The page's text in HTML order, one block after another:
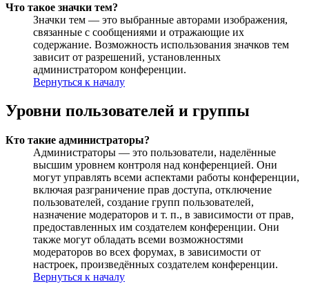
Что такое значки тем?
Значки тем — это выбранные авторами изображения,
связанные с сообщениями и отражающие их
содержание. Возможность использования значков тем
зависит от разрешений, установленных
администратором конференции.
Вернуться к началу
Уровни пользователей и группы
Кто такие администраторы?
Администраторы — это пользователи, наделённые
высшим уровнем контроля над конференцией. Они
могут управлять всеми аспектами работы конференции,
включая разграничение прав доступа, отключение
пользователей, создание групп пользователей,
назначение модераторов и т. п., в зависимости от прав,
предоставленных им создателем конференции. Они
также могут обладать всеми возможностями
модераторов во всех форумах, в зависимости от
настроек, произведённых создателем конференции.
Вернуться к началу